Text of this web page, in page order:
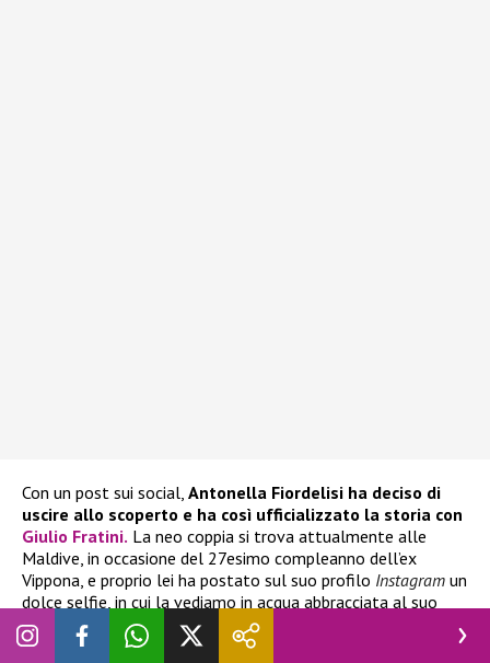
Con un post sui social, Antonella Fiordelisi ha deciso di
uscire allo scoperto e ha così ufficializzato la storia con
Giulio Fratini. La neo coppia si trova attualmente alle
Maldive, in occasione del 27esimo compleanno dell’ex
Vippona, e proprio lei ha postato sul suo profilo Instagram un
dolce selfie, in cui la vediamo in acqua abbracciata al suo
nuovo compagno.
Antonella
come se non bastasse ha poi
affermato:
“Il regalo di compleanno più bello che potessi